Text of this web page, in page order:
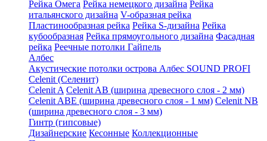
Рейка Омега Рейка немецкого дизайна Рейка
итальянского дизайна V-образная рейка
Пластинообразная рейка Рейка S-дизайна Рейка
кубообразная Рейка прямоугольного дизайна Фасадная
рейка Реечные потолки Гайпель
Албес
Акустические потолки острова Албес SOUND PROFI
Celenit (Селенит)
Celenit A Celenit AB (ширина древесного слоя - 2 мм)
Celenit ABE (ширина древесного слоя - 1 мм) Celenit NB
(ширина древесного слоя - 3 мм)
Гинтр (гипсовые)
Дизайнерские Кесонные Коллекционные